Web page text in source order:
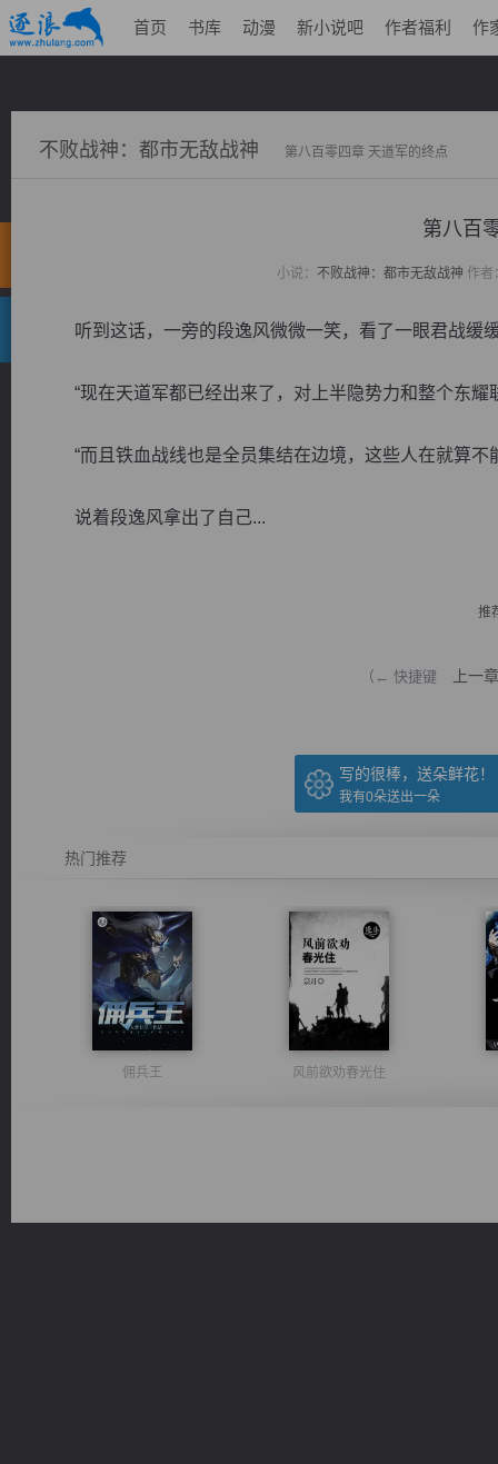
首页 书库 动漫 新小说吧 作者福利 作
不败战神：都市无敌战神 第八百零四章 天道军的终点
第八百
小说： 不败战神：都市无敌战神 作者
听到这话，一旁的段逸风微微一笑，看了一眼君战缓缓
“现在天道军都已经出来了，对上半隐势力和整个东耀
“而且铁血战线也是全员集结在边境，这些人在就算不
说着段逸风拿出了自己...
推
（← 快捷键 上一章
写的很棒，送朵鲜花！
我有0朵送出一朵
热门推荐
佣兵王 风前欲劝春光住